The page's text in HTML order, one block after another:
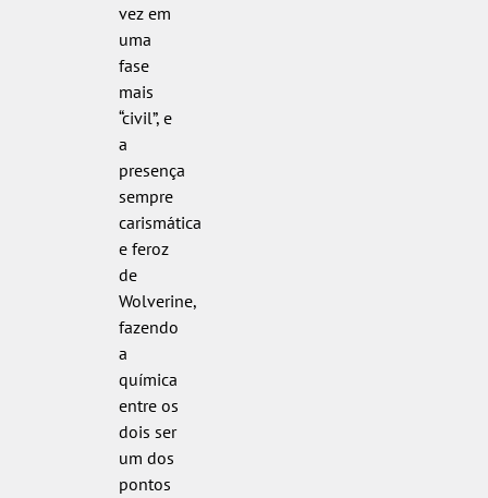
vez em
uma
fase
mais
“civil”, e
a
presença
sempre
carismática
e feroz
de
Wolverine,
fazendo
a
química
entre os
dois ser
um dos
pontos